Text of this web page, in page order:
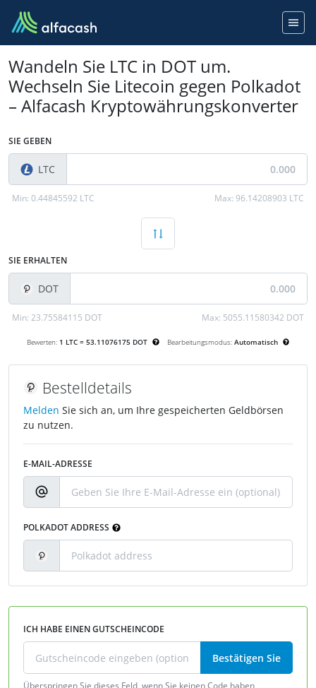
Wandeln Sie LTC in DOT um.
Wechseln Sie Litecoin gegen Polkadot
– Alfacash Kryptowährungskonverter
SIE GEBEN
LTC
Min: 0.44845592 LTC Max:96.14208903 LTC
SIE ERHALTEN
DOT
Min: 23.75584115 DOT Max: 5055.11580342 DOT
Bewerten: 1 LTC = 53.11076175 DOT Bearbeitungsmodus: Automatisch
Bestelldetails
Melden Sie sich an, um Ihre gespeicherten Geldbörsen
zu nutzen.
E-MAIL-ADRESSE
POLKADOT ADDRESS
ICH HABE EINEN GUTSCHEINCODE
Bestätigen Sie
Überspringen Sie dieses Feld, wenn Sie keinen Code haben